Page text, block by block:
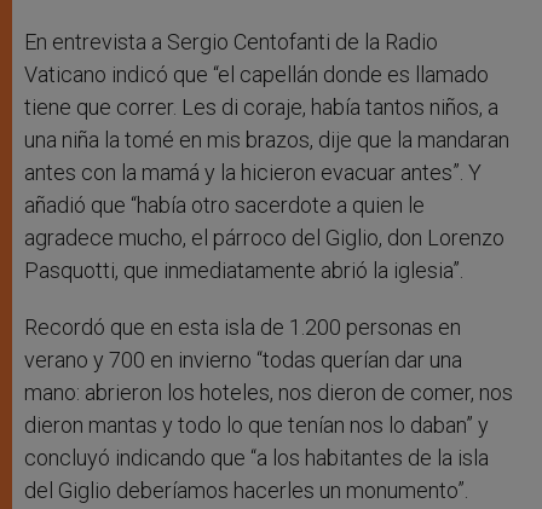
En entrevista a Sergio Centofanti de la Radio
Vaticano indicó que “el capellán donde es llamado
tiene que correr. Les di coraje, había tantos niños, a
una niña la tomé en mis brazos, dije que la mandaran
antes con la mamá y la hicieron evacuar antes”. Y
añadió que “había otro sacerdote a quien le
agradece mucho, el párroco del Giglio, don Lorenzo
Pasquotti, que inmediatamente abrió la iglesia”.
Recordó que en esta isla de 1.200 personas en
verano y 700 en invierno “todas querían dar una
mano: abrieron los hoteles, nos dieron de comer, nos
dieron mantas y todo lo que tenían nos lo daban” y
concluyó indicando que “a los habitantes de la isla
del Giglio deberíamos hacerles un monumento”.